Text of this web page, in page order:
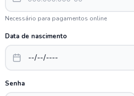
Necessário para pagamentos online
Data de nascimento
Senha